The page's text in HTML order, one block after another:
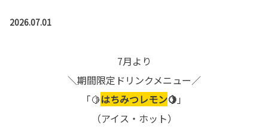
2026.07.01
7月より
＼期間限定ドリンクメニュー／
「🍋はちみつレモン🍋 」
（アイス・ホット）